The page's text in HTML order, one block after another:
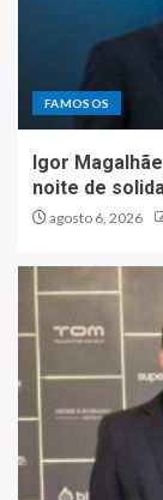
FAMOSOS
Igor
noite de
agosto 6, 2026